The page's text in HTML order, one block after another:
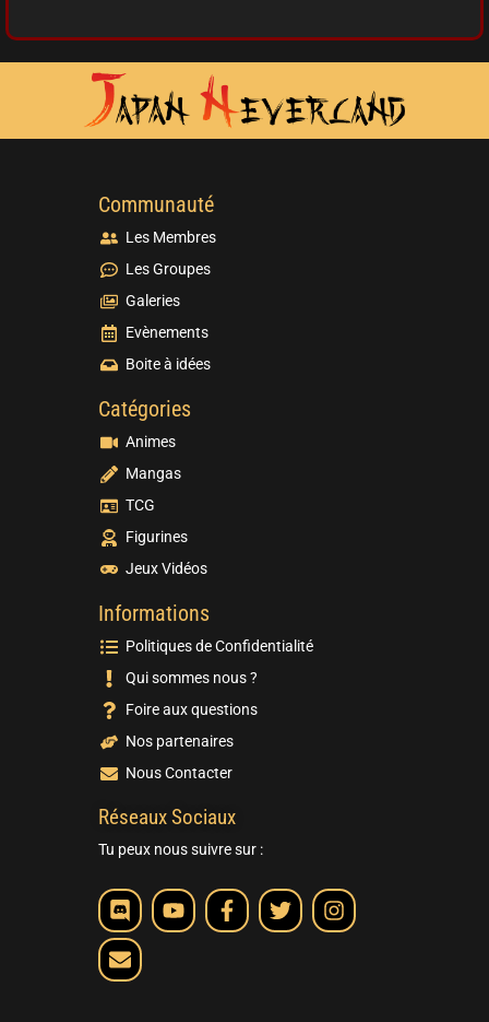
Communauté
Les Membres
Les Groupes
Galeries
Evènements
Boite à idées
Catégories
Animes
Mangas
TCG
Figurines
Jeux Vidéos
Informations
Politiques de Confidentialité
Qui sommes nous ?
Foire aux questions
Nos partenaires
Nous Contacter
Réseaux Sociaux
Tu peux nous suivre sur :